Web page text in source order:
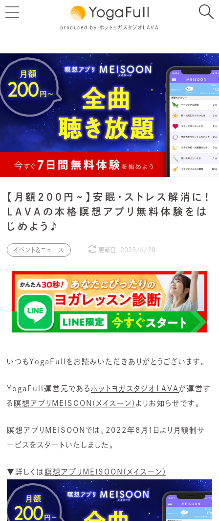
produced by ホットヨガスタジオLAVA
【月額200円~】安眠・ストレス解消に！
LAVAの本格瞑想アプリ無料体験をは
じめよう♪
イベント＆ニュース 更新日 2023/6/28
いつもYogaFullをお読みいただきありがとうございます。
YogaFull運営元である ホットヨガスタジオLAVA が運営す
る 瞑想アプリMEISOON(メイスーン) よりお知らせです。
瞑想アプリMEISOONでは、2022年8月1日より月額制サ
ービスをスタートいたしました。
▼詳しくは 瞑想アプリMEISOON(メイスーン)